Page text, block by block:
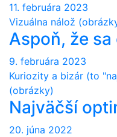
11. februára 2023
Vizuálna nálož
Aspoň, že
9. februára 2023
Kuriozity a bizár (to
(obrázky)
Najväčší
20. júna 2022